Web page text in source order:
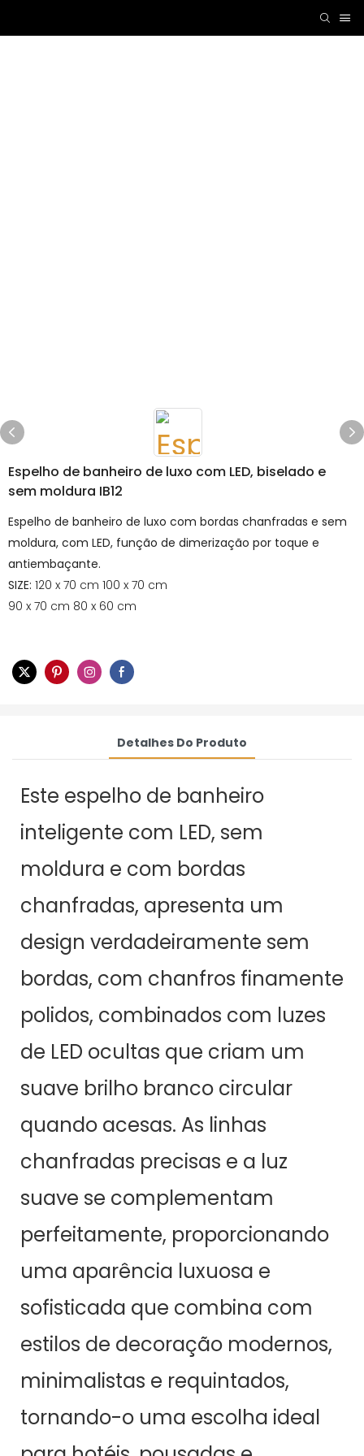
Espelho de banheiro de luxo com LED, biselado e
sem moldura IB12
Espelho de banheiro de luxo com bordas chanfradas e sem
moldura, com LED, função de dimerização por toque e
antiembaçante.
SIZE: 120 x 70 cm 100 x 70 cm
90 x 70 cm 80 x 60 cm
Detalhes Do Produto
Este espelho de banheiro
inteligente com LED, sem
moldura e com bordas
chanfradas, apresenta um
design verdadeiramente sem
bordas, com chanfros finamente
polidos, combinados com luzes
de LED ocultas que criam um
suave brilho branco circular
quando acesas. As linhas
chanfradas precisas e a luz
suave se complementam
perfeitamente, proporcionando
uma aparência luxuosa e
sofisticada que combina com
estilos de decoração modernos,
minimalistas e requintados,
tornando-o uma escolha ideal